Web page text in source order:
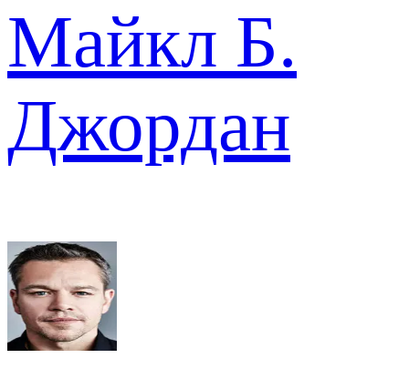
Майкл Б.
Джордан